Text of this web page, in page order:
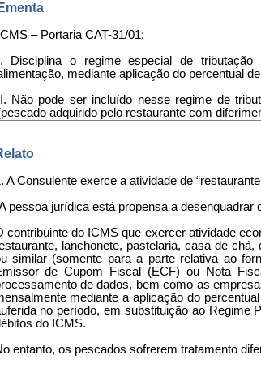
Ementa
ICMS – Portaria CAT-31/01:
I. Disciplina o regime especial de
mediante aplicação do percentual
II. Não pode ser incluído nesse regime de
adquirido pelo restaurante com
A Consulente exerce a atividade de
pessoa jurídica está propensa a desenquadrar
contribuinte do ICMS que exercer atividade
lanchonete, pastelaria, casa de
similar (somente para a parte relativa ao
de Cupom Fiscal (ECF) ou Nota
de dados, bem como as
mediante a aplicação do
no período, em substituição ao Regime
do ICMS.
entanto, os pescados sofrerem tratamento